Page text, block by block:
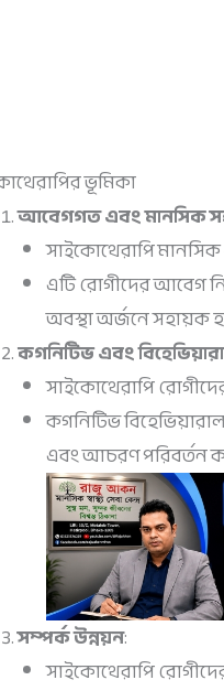
ভূমিকা
আবেগগত এবং মানসিক
সাইকোথেরাপি
এটি রোগীদের আবেগ
অবস্থা অর্জনে সহায়ক
কগনিটিভ এবং
সাইকোথেরাপি
কগনিটিভ
এবং আচরণ পরিবর্তন
সম্পর্ক উন্নয়ন:
সাইকোথেরাপি